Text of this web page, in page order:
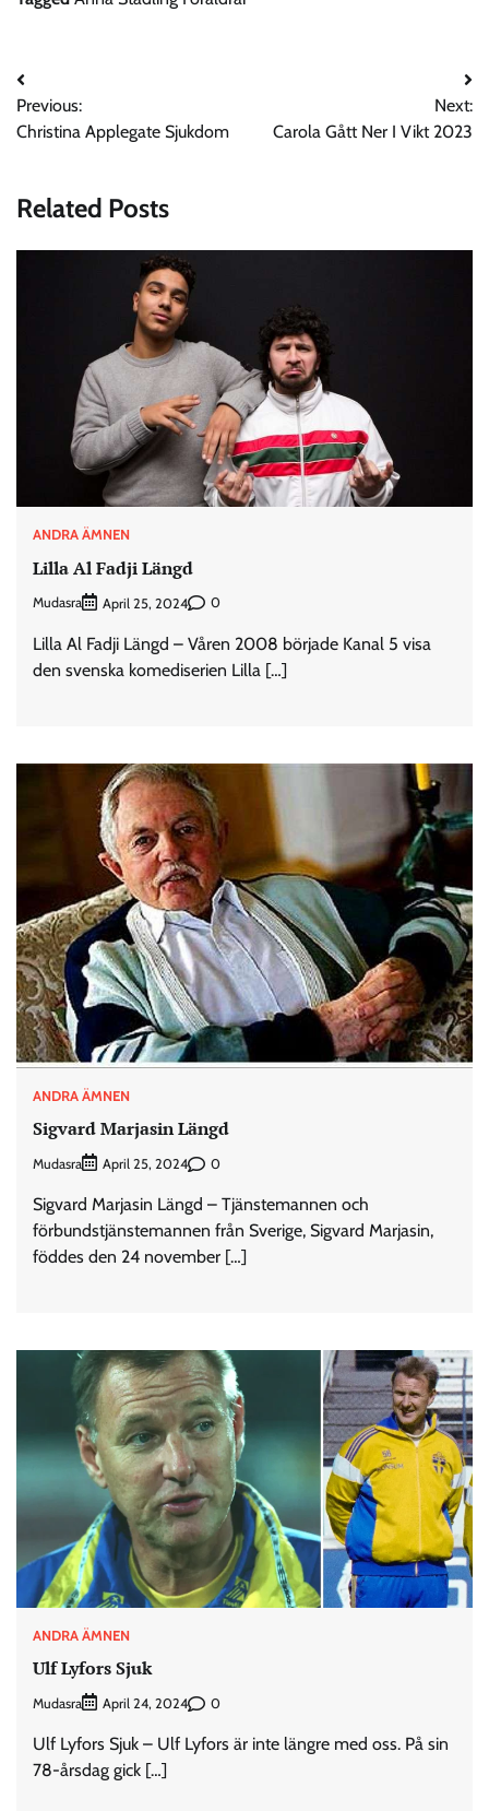
Post
navigation
Previous:
Christina Applegate Sjukdom
Next:
Carola Gått Ner I Vikt 2023
Related Posts
ANDRA ÄMNEN
Lilla Al Fadji Längd
Mudasra April 25, 2024 0
Lilla Al Fadji Längd – Våren 2008 började Kanal 5 visa
den svenska komediserien Lilla […]
ANDRA ÄMNEN
Sigvard Marjasin Längd
Mudasra April 25, 2024 0
Sigvard Marjasin Längd – Tjänstemannen och
förbundstjänstemannen från Sverige, Sigvard Marjasin,
föddes den 24 november […]
ANDRA ÄMNEN
Ulf Lyfors Sjuk
Mudasra April 24, 2024 0
Ulf Lyfors Sjuk – Ulf Lyfors är inte längre med oss. På sin
78-årsdag gick […]